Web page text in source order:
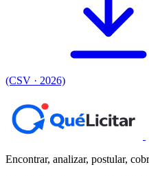
(CSV · 2026)
Encontrar, analizar, postular,